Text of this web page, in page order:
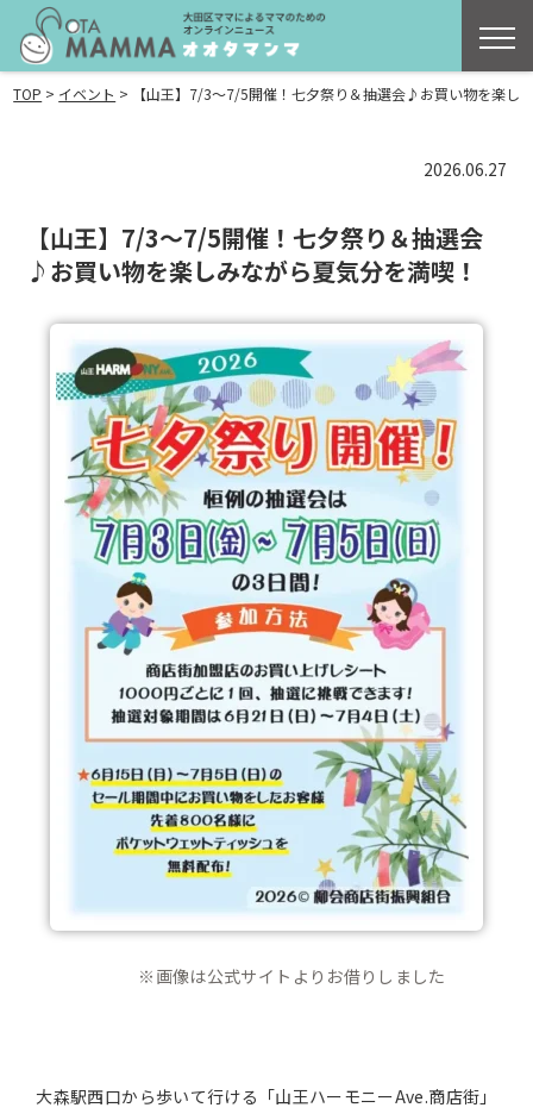
TOP > イベント > 【山王】7/3〜7/5開催！七夕祭り＆抽選会♪お買い物を楽し
2026.06.27
【山王】7/3〜7/5開催！七夕祭り＆抽選会
♪お買い物を楽しみながら夏気分を満喫！
※画像は公式サイトよりお借りしました
大森駅西口から歩いて行ける「山王ハーモニーAve.商店街」